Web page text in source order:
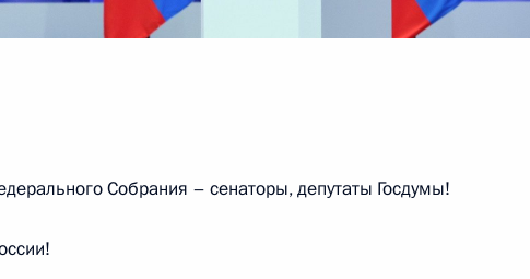
четверг
Путиным
Собрания – сенаторы, депутаты Госдумы!